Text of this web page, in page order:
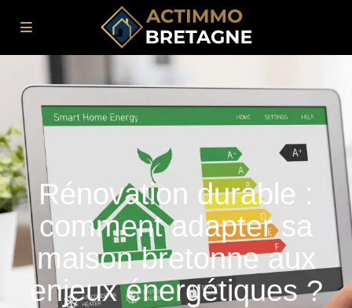
Rénovation durable :
comment adapter sa
maison bretonne aux
enjeux énergétiques ?